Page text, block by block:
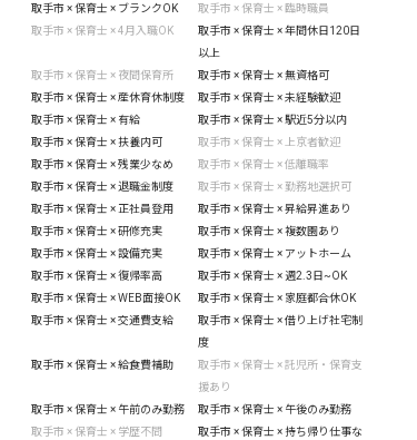
取手市 × 保育士 × ブランクOK
取手市 × 保育士 × 臨時職員
取手市 × 保育士 × 4月入職OK
取手市 × 保育士 × 年間休日120日
以上
取手市 × 保育士 × 夜間保育所
取手市 × 保育士 × 無資格可
取手市 × 保育士 × 産休育休制度
取手市 × 保育士 × 未経験歓迎
取手市 × 保育士 × 有給
取手市 × 保育士 × 駅近5分以内
取手市 × 保育士 × 扶養内可
取手市 × 保育士 × 上京者歓迎
取手市 × 保育士 × 残業少なめ
取手市 × 保育士 × 低離職率
取手市 × 保育士 × 退職金制度
取手市 × 保育士 × 勤務地選択可
取手市 × 保育士 × 正社員登用
取手市 × 保育士 × 昇給昇進あり
取手市 × 保育士 × 研修充実
取手市 × 保育士 × 複数園あり
取手市 × 保育士 × 設備充実
取手市 × 保育士 × アットホーム
取手市 × 保育士 × 復帰率高
取手市 × 保育士 × 週2.3日~OK
取手市 × 保育士 × WEB面接OK
取手市 × 保育士 × 家庭都合休OK
取手市 × 保育士 × 交通費支給
取手市 × 保育士 × 借り上げ社宅制
度
取手市 × 保育士 × 給食費補助
取手市 × 保育士 × 託児所・保育支
援あり
取手市 × 保育士 × 午前のみ勤務
取手市 × 保育士 × 午後のみ勤務
取手市 × 保育士 × 学歴不問
取手市 × 保育士 × 持ち帰り仕事な